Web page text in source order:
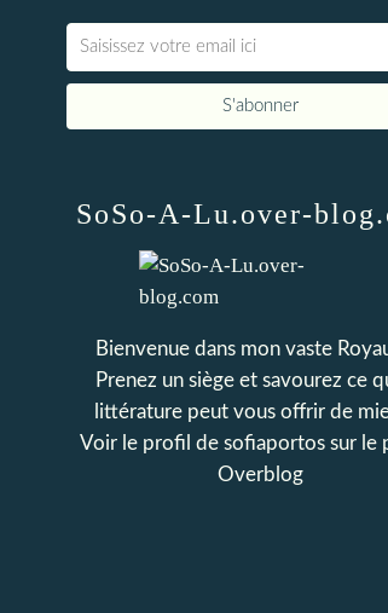
SoSo-A-Lu.over-
Bienvenue dans mon vaste
Prenez un siège et savourez ce
littérature peut vous offrir de
Voir le profil de sofiaportos sur le
Overblog